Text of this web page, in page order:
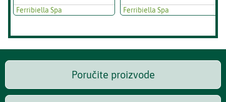
Ferribiella Spa Ferribiella Spa
Poručite proizvode